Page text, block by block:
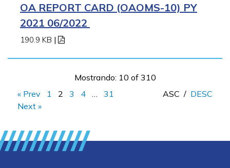
OA REPORT CARD (OAOMS-10) PY
2021 06/2022
190.9 KB |
Mostrando: 10 of 310
« Prev
1 2 3 4
31
Next »
ASC / DESC